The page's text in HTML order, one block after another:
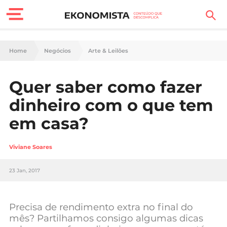
Finanças Pessoais
Carreira
Casa
Lifestyle
Sociedade
Negócios
Home Negócios Arte & Leilões
Quer saber como fazer
dinheiro com o que tem
em casa?
Viviane Soares
23 Jan, 2017
Precisa de rendimento extra no final do
mês? Partilhamos consigo algumas dicas